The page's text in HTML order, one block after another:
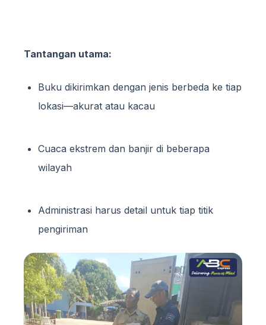
Tantangan utama:
Buku dikirimkan dengan jenis berbeda ke tiap
lokasi—akurat atau kacau
Cuaca ekstrem dan banjir di beberapa
wilayah
Administrasi harus detail untuk tiap titik
pengiriman